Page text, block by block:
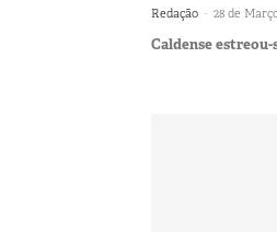
Redação - 28 de
Caldense